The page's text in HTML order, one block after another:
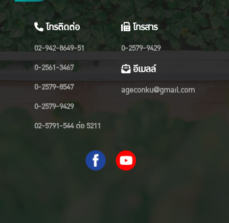
โทรติดต่อ
02-942-8649-51
0-2561-3467
0-2579-8547
0-2579-9429
02-5791-544 ต่อ 5211
โทรสาร
0-2579-9429
อีเมลล์
ageconku@gmail.com